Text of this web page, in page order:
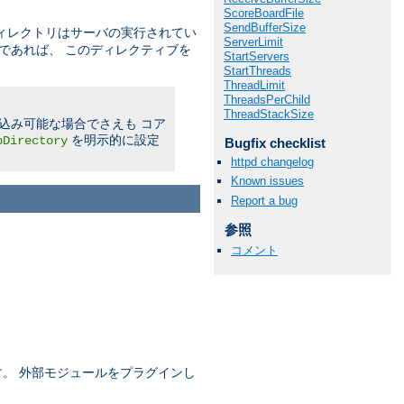
ScoreBoardFile
SendBufferSize
ServerLimit
StartServers
StartThreads
ThreadLimit
ThreadsPerChild
ThreadStackSize
Bugfix checklist
httpd changelog
Known issues
Report a bug
参照
コメント
クトリはサーバの実行されてい
あれば、 このディレクティブを
み可能な場合でさえも コア
を明示的に設定
外部モジュールをプラグインし